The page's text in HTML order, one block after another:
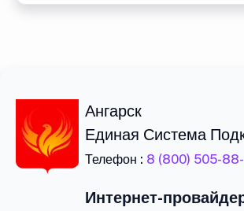
Ангарск
Единая Система
Телефон : 8 (800) 505-88-
Интернет-